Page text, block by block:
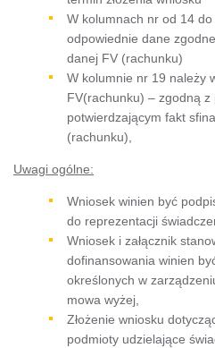
W kolumnach nr od 14
odpowiednie dane
danej FV (rachunku)
W kolumnie nr 19 należy
FV(rachunku) – zgodną z
potwierdzającym fakt
(rachunku),
Uwagi ogólne:
Wniosek winien być
do reprezentacji
Wniosek i załącznik
dofinansowania winien
określonych w
mowa wyżej,
Złożenie wniosku
podmioty udzielające